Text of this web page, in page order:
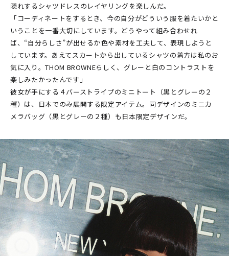
隠れするシャツドレスのレイヤリングを楽しんだ。
「コーディネートをするとき、今の自分がどういう服を着たいかと
いうことを一番大切にしています。どうやって組み合わせれ
ば、“自分らしさ”が出せるか――色や素材を工夫して、表現しようと
しています。あえてスカートから出しているシャツの着方は私のお
気に入り。THOM BROWNEらしく、グレーと白のコントラストを
楽しみたかったんです」
彼女が手にする４バーストライプのミニトート（黒とグレーの２
種）は、日本でのみ展開する限定アイテム。同デザインのミニカ
メラバッグ（黒とグレーの２種）も日本限定デザインだ。